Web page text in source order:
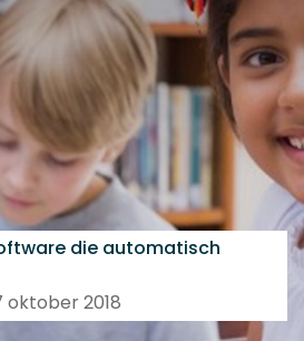
die automatisch
oktober 2018